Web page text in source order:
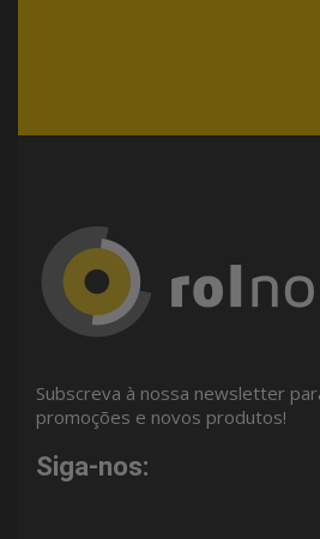
Subscreva à nossa newsletter
promoções e novos produtos!
Siga-nos: